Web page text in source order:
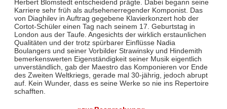
Herbert Blomstedt entscheidend prägte. Dabei begann seine
Karriere sehr früh als aufsehenerregender Komponist. Das
von Diaghilev in Auftrag gegebene Klavierkonzert hob der
Cortot-Schüler einen Tag nach seinem 17. Geburtstag in
London aus der Taufe. Angesichts der wirklich erstaunlichen
Qualitäten und der trotz spürbarer Einflüsse Nadia
Boulangers und seiner Vorbilder Strawinsky und Hindemith
bemerkenswerten Eigenständigkeit seiner Musik eigentlich
unverständlich, gab der Maestro das Komponieren vor Ende
des Zweiten Weltkriegs, gerade mal 30-jährig, jedoch abrupt
auf. Kein Wunder, dass es seine Werke so nie ins Repertoire
schafften.